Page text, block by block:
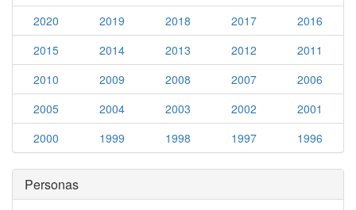
2020
2019 2018 2017
2016
2015
2014 2013 2012
2011
2010
2009 2008 2007
2006
2005
2004 2003 2002
2001
2000
1999 1998 1997 1996
Personas